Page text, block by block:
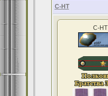
С-НТ
С-НТ